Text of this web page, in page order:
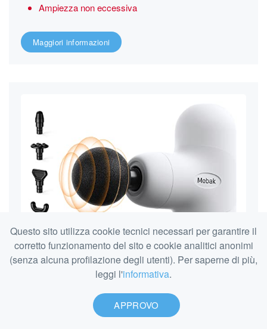
Ampiezza non eccessiva
Maggiori informazioni
Guida rapida
Questo sito utilizza cookie tecnici necessari per garantire il
corretto funzionamento del sito e cookie analitici anonimi
(senza alcuna profilazione degli utenti). Per saperne di più,
leggi l'informativa.
APPROVO